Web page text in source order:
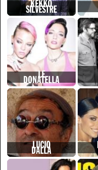
KEKKO
SILVESTRE
LE
DONATELLA
LUCIO
DALLA